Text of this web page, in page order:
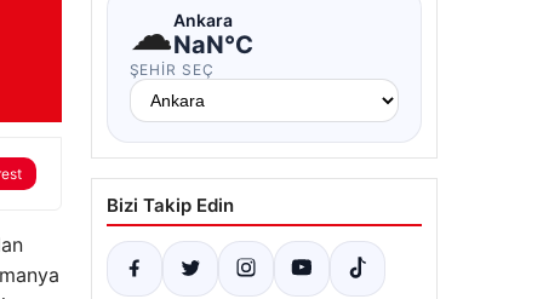
☁Ankara
NaN°C
ŞEHIR SEÇ
Bizi Takip Edin